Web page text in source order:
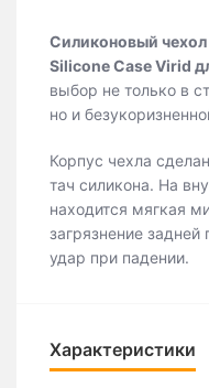
Силиконовый
Silicone Case Virid
выбор не только в
но и
Корпус чехла
тач силикона. На
находится мягкая
загрязнение задней
удар при падении.
Характеристики